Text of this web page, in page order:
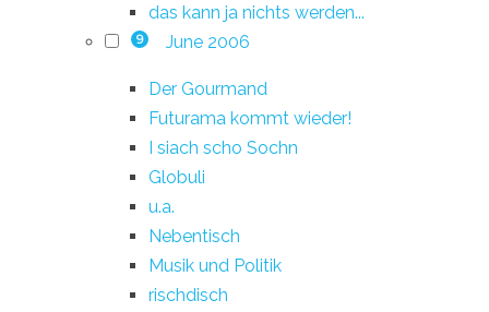
das kann ja nichts werden...
9 June 2006
Der Gourmand
Futurama kommt wieder!
I siach scho Sochn
Globuli
u.a.
Nebentisch
Musik und Politik
rischdisch